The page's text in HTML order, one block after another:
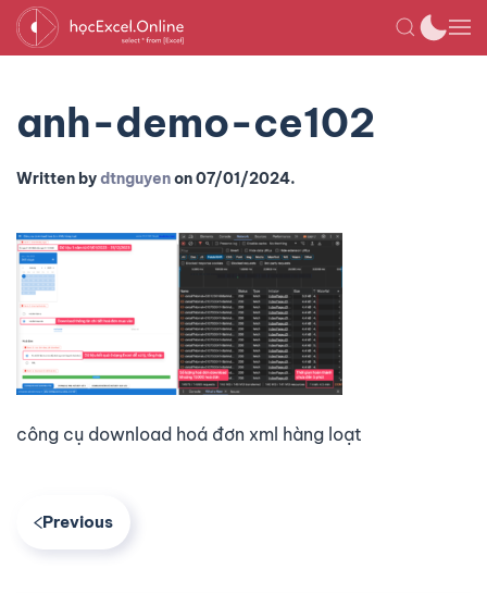
anh-demo-ce102
Written bydtnguyenon07/01/2024.
công cụ download hoá đơn xml hàng loạt
Previous